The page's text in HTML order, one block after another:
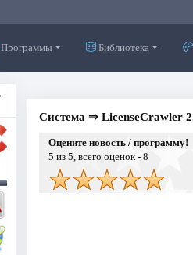
Программы Библиотека
Система ⇒ LicenseCrawler
Оцените новость / программу!
5 из 5, всего оценок - 8